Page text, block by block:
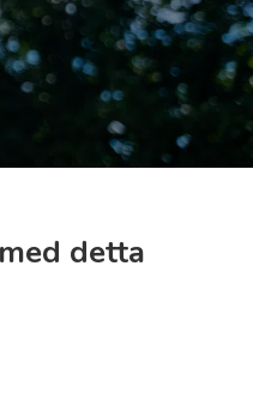
detta